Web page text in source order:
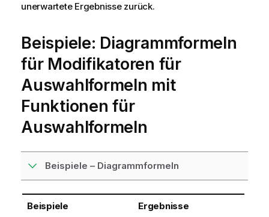
unerwartete Ergebnisse zurück.
Beispiele: Diagrammformeln
für Modifikatoren für
Auswahlformeln mit
Funktionen für
Auswahlformeln
Beispiele – Diagrammformeln
Beispiele Ergebnisse